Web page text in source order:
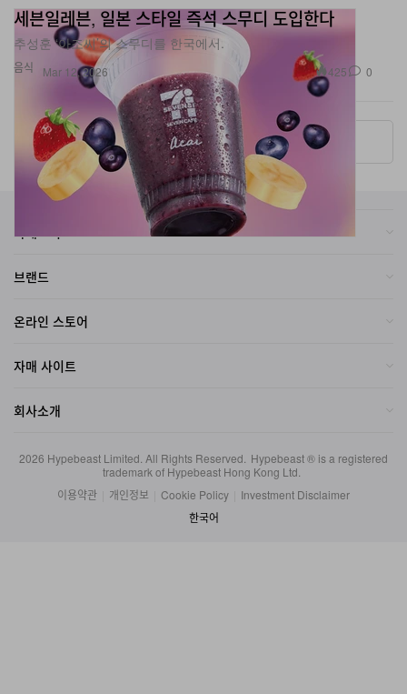
음식
세븐일레븐, 일본 스타일 즉석 스무디 도입한다
추성훈 ‘아조씨’의 스무디를 한국에서.
Mar 12, 2026 425 0
More ▾
카테고리
브랜드
온라인 스토어
자매 사이트
회사소개
2026 Hypebeast Limited . All Rights Reserved. Hypebeast ® is a registered
trademark of Hypebeast Hong Kong Ltd.
이용약관
개인정보 Cookie Policy
Investment Disclaimer
한국어